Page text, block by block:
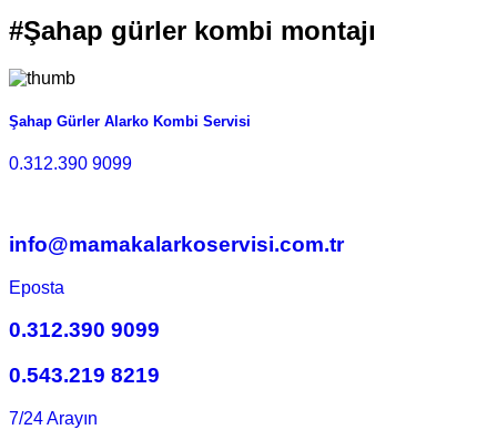
#Şahap gürler kombi montajı
Şahap Gürler Alarko Kombi Servisi
0.312.390 9099
info@mamakalarkoservisi.com.tr
Eposta
0.312.390 9099
0.543.219 8219
7/24 Arayın